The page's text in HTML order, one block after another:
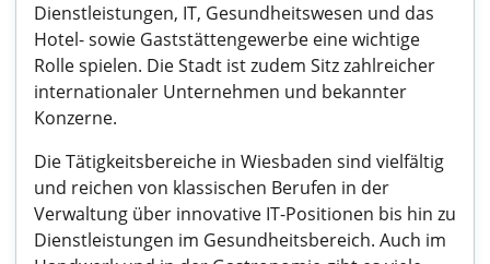
Dienstleistungen, IT, Gesundheitswesen und das
Hotel- sowie Gaststättengewerbe eine wichtige
Rolle spielen. Die Stadt ist zudem Sitz zahlreicher
internationaler Unternehmen und bekannter
Konzerne.
Die Tätigkeitsbereiche in Wiesbaden sind vielfältig
und reichen von klassischen Berufen in der
Verwaltung über innovative IT-Positionen bis hin zu
Dienstleistungen im Gesundheitsbereich. Auch im